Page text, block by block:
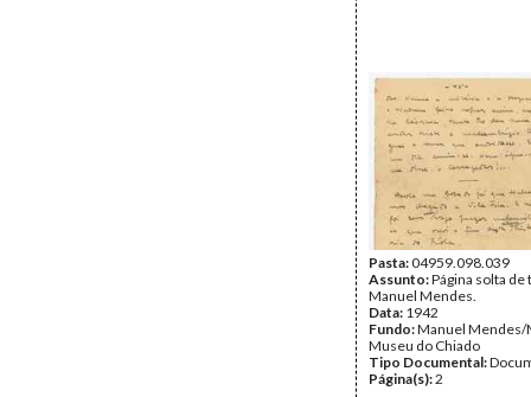
Pasta:04959.098.039
Assunto:Página solta de
Manuel Mendes.
Data: 1942
Fundo:Manuel Mendes/
Museu do Chiado
Tipo Documental:
Página(s):2